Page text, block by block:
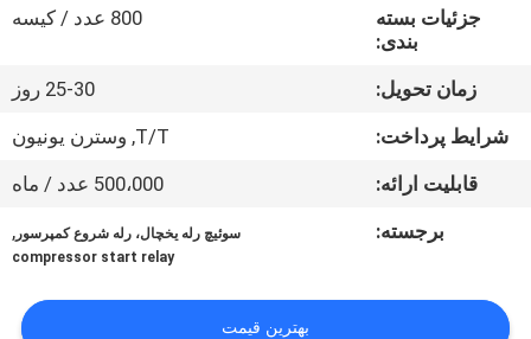
کنترل
کیفیت
بگیرید
جزئیات بسته
بندی:
800 عدد / کیسه
زمان تحویل:
25-30 روز
شرایط پرداخت:
T/T, وسترن یونیون
قابلیت ارائه:
500،000 عدد / ماه
برجسته:
سوئیچ رله یخچال، رله شروع کمپرسور ,
compressor start relay
بهترین قیمت